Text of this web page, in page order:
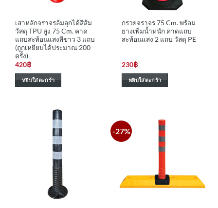
เสาหลักจราจรล้มลุกได้สีส้ม
วัสดุ TPU สูง 75 Cm. คาด
แถบสะท้อนแสงสีขาว 3 แถบ
(ถูกเหยียบได้ประมาณ 200
ครั้ง)
420฿
หยิบใส่ตะกร้า
กรวยจราจร 75 Cm. พร้อม
ยางเพิ่มน้ำหนัก คาดแถบ
สะท้อนแสง 2 แถบ วัสดุ PE
230฿
หยิบใส่ตะกร้า
-27%